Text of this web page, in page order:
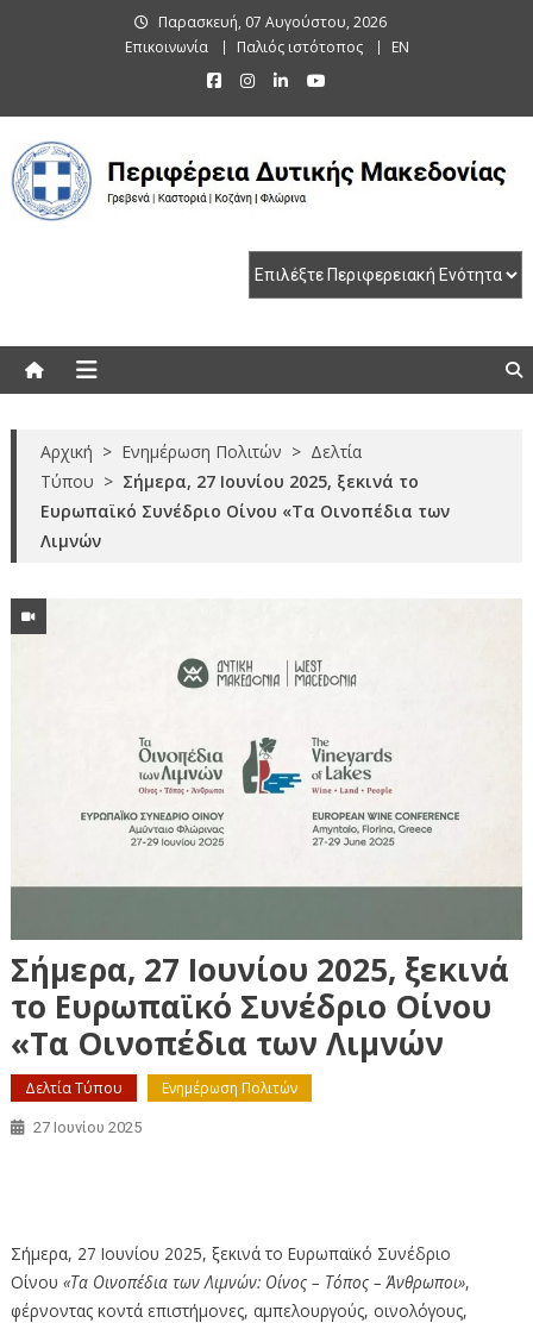
Παρασκευή, 07 Αυγούστου, 2026
Επικοινωνία
Παλιός ιστότοπος EN
Αρχική > Ενημέρωση Πολιτών > Δελτία
Τύπου > Σήμερα, 27 Ιουνίου 2025, ξεκινά το
Ευρωπαϊκό Συνέδριο Οίνου «Τα Οινοπέδια των
Λιμνών
Σήμερα, 27 Ιουνίου 2025, ξεκινά
το Ευρωπαϊκό Συνέδριο Οίνου
«Τα Οινοπέδια των Λιμνών
Δελτία Τύπου Ενημέρωση Πολιτών
27 Ιουνίου 2025
Σήμερα, 27 Ιουνίου 2025, ξεκινά το Ευρωπαϊκό Συνέδριο
Οίνου «Τα Οινοπέδια των Λιμνών: Οίνος – Τόπος – Άνθρωποι»,
φέρνοντας κοντά επιστήμονες, αμπελουργούς, οινολόγους,